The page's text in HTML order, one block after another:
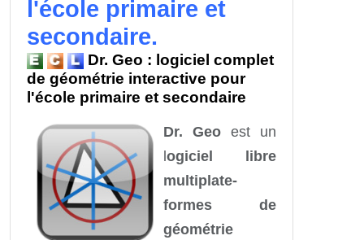
l'école primaire et
secondaire.
Dr. Geo : logiciel complet
de géométrie interactive pour
l'école primaire et secondaire
Dr. Geo est un
ogiciel libre
multiplate-
formes de
géométrie